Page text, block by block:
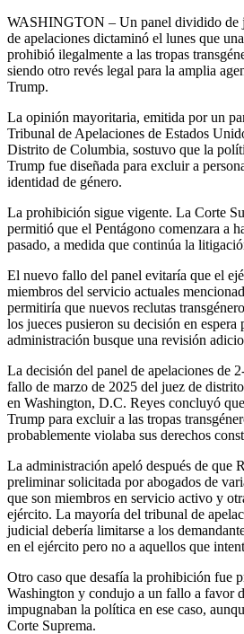
WASHINGTON – Un panel dividido de
de apelaciones dictaminó el lunes que
prohibió ilegalmente a las tropas
siendo otro revés legal para la amplia
Trump.
La opinión mayoritaria, emitida por un
Tribunal de Apelaciones de Estados
Distrito de Columbia, sostuvo que la
Trump fue diseñada para excluir a
identidad de género.
La prohibición sigue vigente. La Corte
permitió que el Pentágono comenzara a
pasado, a medida que continúa la
El nuevo fallo del panel evitaría que el
miembros del servicio actuales
permitiría que nuevos reclutas
los jueces pusieron su decisión en espera
administración busque una revisión
La decisión del panel de apelaciones de
fallo de marzo de 2025 del juez de
en Washington, D.C. Reyes concluyó
Trump para excluir a las tropas
probablemente violaba sus derechos
La administración apeló después de que
preliminar solicitada por abogados de
que son miembros en servicio activo y
ejército. La mayoría del tribunal de
judicial debería limitarse a los
en el ejército pero no a aquellos que
Otro caso que desafía la prohibición fue
Washington y condujo a un fallo a favor
impugnaban la política en ese caso,
Corte Suprema.